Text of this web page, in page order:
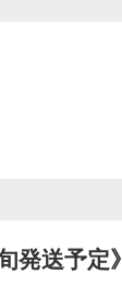
発送予定》